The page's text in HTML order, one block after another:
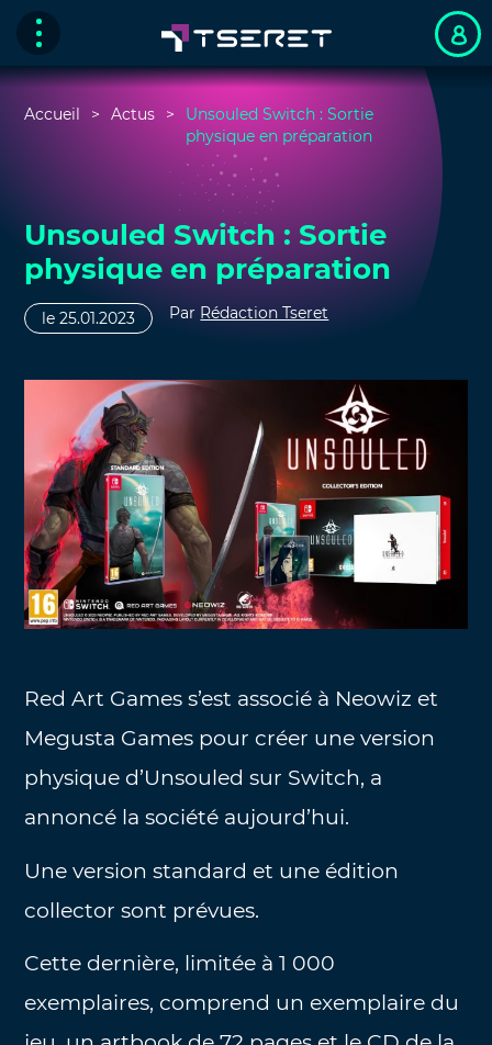
Accueil Actus
Unsouled Switch : Sortie
physique en préparation
Unsouled Switch : Sortie
physique en préparation
le 25.01.2023 Par Rédaction Tseret
Red Art Games s’est associé à Neowiz et
Megusta Games pour créer une version
physique d’Unsouled sur Switch, a
annoncé la société aujourd’hui.
Une version standard et une édition
collector sont prévues.
Cette dernière, limitée à 1 000
exemplaires, comprend un exemplaire du